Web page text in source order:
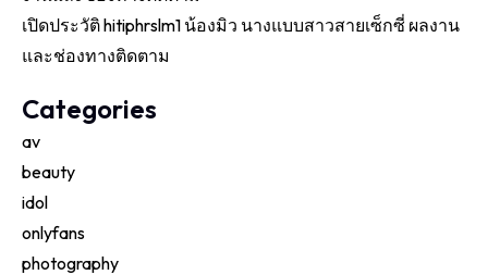
เปิดประวัติ hitiphrslm1 น้องมิว นางแบบสาวสายเซ็กซี่ ผลงาน
และช่องทางติดตาม
Categories
av
beauty
idol
onlyfans
photography